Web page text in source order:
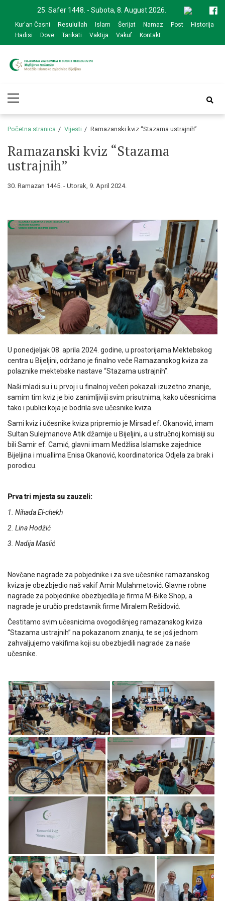
navigation
content
25. Safer 1448. - Subota, 8. August 2026.
Kur'an Časni Resulullah Islam Šerijat Namaz Post
Historija
Hadisi
Dove Tarikati Vaktija Vakuf Kontakt
zajednice Bijeljina
Menu
Početna stranica Vijesti Ramazanski kviz “Stazama ustrajnih”
Ramazanski kviz “Stazama
ustrajnih”
30. Ramazan 1445. - Utorak, 9. April 2024.
U ponedjeljak 08. aprila 2024. godine, u prostorijama Mektebskog
centra u Bijeljini, održano je finalno veče Ramazanskog kviza za
polaznike mektebske nastave “Stazama ustrajnih”.
Naši mladi su i u prvoj i u finalnoj večeri pokazali izuzetno znanje,
samim tim kviz je bio zanimljiviji svim prisutnima, kako učesnicima
tako i publici koja je bodrila sve učesnike kviza.
Sami kviz i učesnike kviza pripremio je Mirsad ef. Okanović, imam
Sultan Sulejmanove Atik džamije u Bijeljini, a u stručnoj komisiji su
bili Samir ef. Camić, glavni imam Medžlisa Islamske zajednice
Bijeljina i muallima Enisa Okanović, koordinatorica Odjela za brak i
porodicu.
Prva tri mjesta su zauzeli:
1. Nihada El-chekh
2. Lina Hodžić
3. Nadija Maslić
Novčane nagrade za pobjednike i za sve učesnike ramazanskog
kviza je obezbjedio naš vakif Amir Mulahmetović. Glavne robne
nagrade za pobjednike obezbjedila je firma M-Bike Shop, a
nagrade je uručio predstavnik firme Miralem Rešidović.
Čestitamo svim učesnicima ovogodišnjeg ramazanskog kviza
“Stazama ustrajnih” na pokazanom znanju, te se još jednom
zahvaljujemo vakifima koji su obezbjedili nagrade za naše
učesnike.